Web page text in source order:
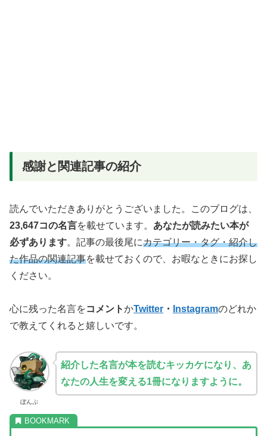
感謝と関連記事の紹介
読んでいただきありがとうございました。このブログは、
23,647コの名言を載せています。 あなたが読みたい本が
必ずあります。記事の最後尾にカテゴリー・タグ・紹介し
た作品の関連記事を載せておくので、お暇なときにお探し
ください。
心に残った名言をコメントかTwitter ・ Instagramのどれか
で教えてくれると嬉しいです。
ぼんぷ
紹介した名言が本を読むキッカケになり、あ
なたの人生を変える1冊になりますように。